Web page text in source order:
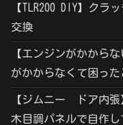
【TLR200 DIY】クラ
交換
【エンジンがかから
がかからなくて困っ
【ジムニー ドア内張
木目調パネルで自作し